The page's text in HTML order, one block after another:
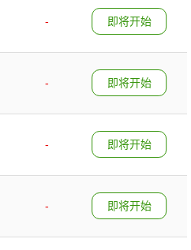
-
即将开始
-
即将开始
-
即将开始
-
即将开始